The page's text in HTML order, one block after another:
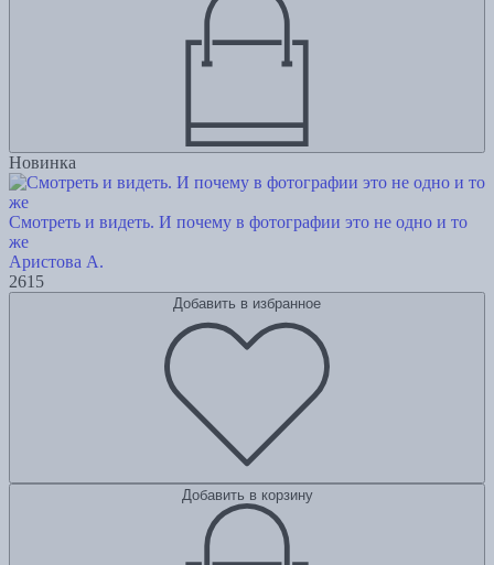
Новинка
Смотреть и видеть. И почему в фотографии это не одно и то
же
Аристова А.
2615
Добавить в избранное
Добавить в корзину